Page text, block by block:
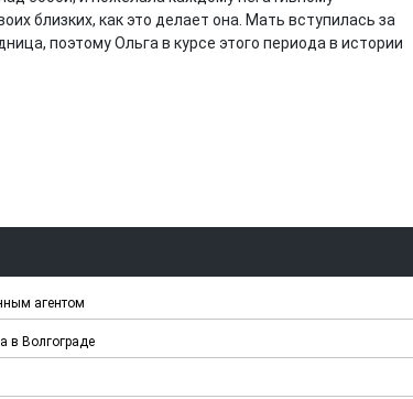
близких, как это делает она. Мать вступилась за
поэтому Ольга в курсе этого периода в истории
агентом
в Волгограде